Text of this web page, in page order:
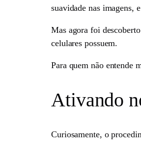
suavidade nas imagens,
Mas agora foi
celulares possuem.
Para quem não entende
Ativando
Curiosamente, o